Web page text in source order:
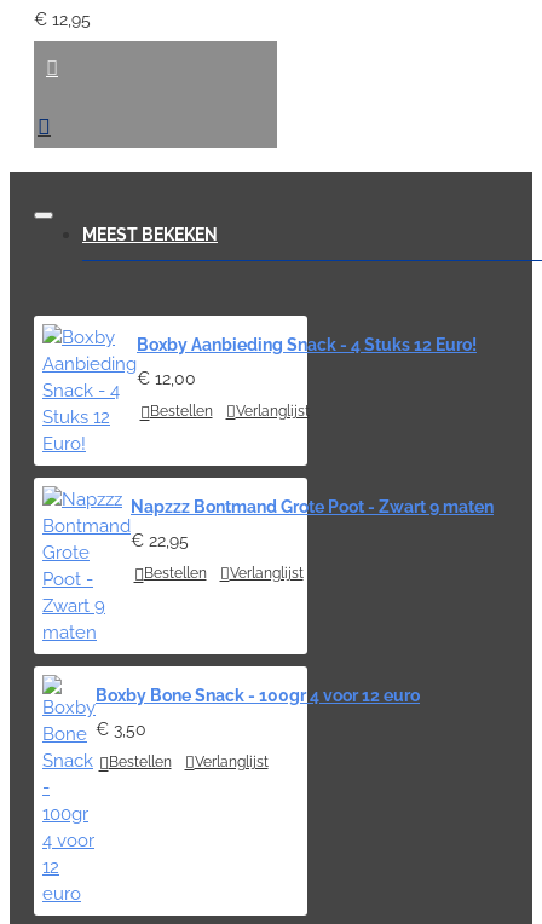
€ 12,95
MEEST BEKEKEN
Boxby Aanbieding Snack - 4 Stuks 12 Euro!
€ 12,00
Bestellen Verlanglijst
Napzzz Bontmand Grote Poot - Zwart 9 maten
€ 22,95
Bestellen Verlanglijst
Boxby Bone Snack - 100gr 4 voor 12 euro
€ 3,50
Bestellen Verlanglijst